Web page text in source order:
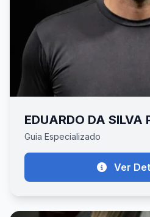
EDUARDO DA SILVA
Guia Especializado
Ver